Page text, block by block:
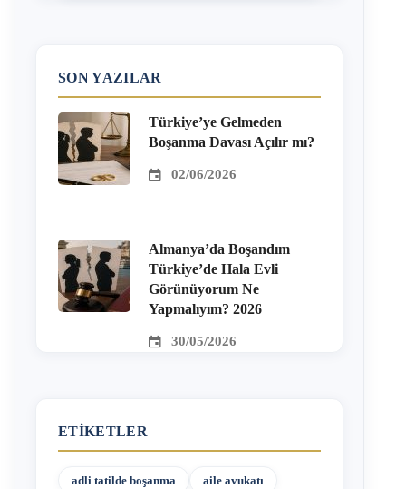
SON YAZILAR
Türkiye’ye Gelmeden
Boşanma Davası Açılır mı?
02/06/2026
Almanya’da Boşandım
Türkiye’de Hala Evli
Görünüyorum Ne
Yapmalıyım? 2026
30/05/2026
ETIKETLER
adli tatilde boşanma aile avukatı